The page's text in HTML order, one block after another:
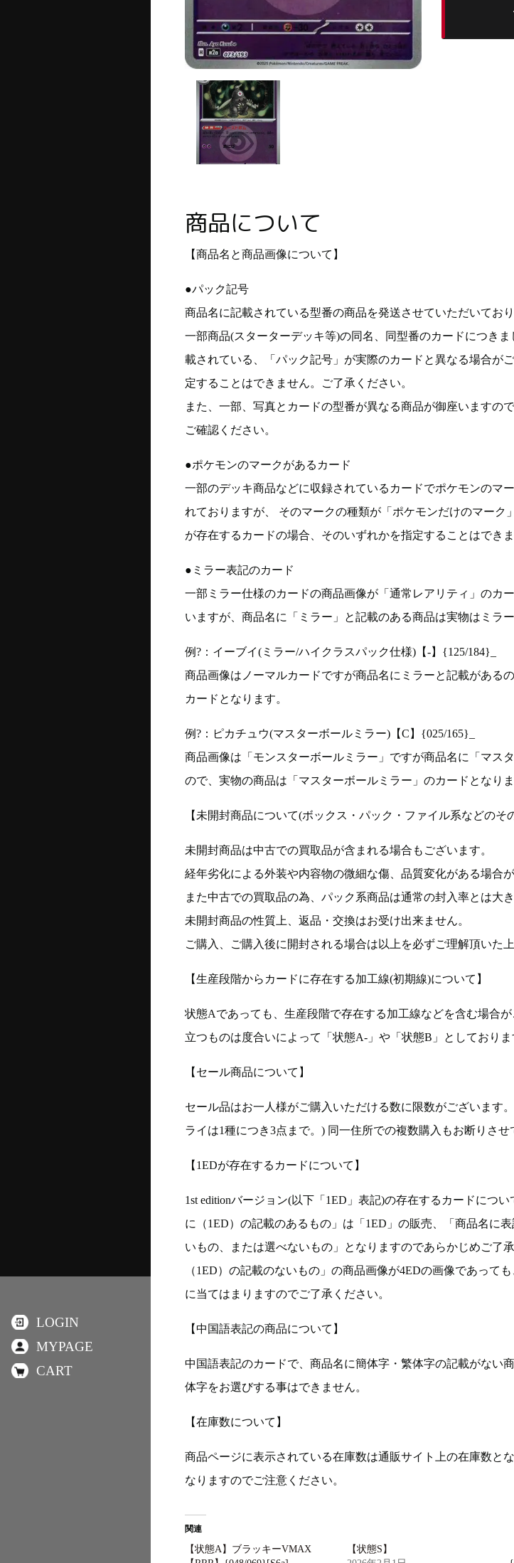
商品について
【商品名と商品画像について】
●パック記号
商品名に記載されている型番の商品を発送させていただいており
一部商品(スターターデッキ等)の同名、同型番のカードにつき
載されている、「パック記号」が実際のカードと異なる場合が
定することはできません。ご了承ください。
また、一部、写真とカードの型番が異なる商品が御座いますの
ご確認ください。
●ポケモンのマークがあるカード
一部のデッキ商品などに収録されているカードでポケモンのマ
れておりますが、 そのマークの種類が「ポケモンだけのマーク
が存在するカードの場合、そのいずれかを指定することはでき
●ミラー表記のカード
一部ミラー仕様のカードの商品画像が「通常レアリティ」のカ
いますが、商品名に「ミラー」と記載のある商品は実物はミラ
例?：イーブイ(ミラー/ハイクラスパック仕様)【-】{125/184}_
商品画像はノーマルカードですが商品名にミラーと記載がある
カードとなります。
例?：ピカチュウ(マスターボールミラー)【C】{025/165}_
商品画像は「モンスターボールミラー」ですが商品名に「マス
ので、実物の商品は「マスターボールミラー」のカードとなりま
【未開封商品について(ボックス・パック・ファイル系などのそ
未開封商品は中古での買取品が含まれる場合もございます。
経年劣化による外装や内容物の微細な傷、品質変化がある場合が
また中古での買取品の為、パック系商品は通常の封入率とは大
未開封商品の性質上、返品・交換はお受け出来ません。
ご購入、ご購入後に開封される場合は以上を必ずご理解頂いた
【生産段階からカードに存在する加工線(初期線)について】
状態Aであっても、生産段階で存在する加工線などを含む場合
立つものは度合いによって「状態A-」や「状態B」としておりま
【セール商品について】
セール品はお一人様がご購入いただける数に限数がございます
ライは1種につき3点まで。) 同一住所での複数購入もお断りさせ
【1EDが存在するカードについて】
1st editionバージョン(以下「1ED」表記)の存在するカードにつ
に（1ED）の記載のあるもの」は「1ED」の販売、「商品名に
いもの、または選べないもの」となりますのであらかじめご了
（1ED）の記載のないもの」の商品画像が4EDの画像であって
に当てはまりますのでご了承ください。
【中国語表記の商品について】
中国語表記のカードで、商品名に簡体字・繁体字の記載がない
体字をお選びする事はできません。
【在庫数について】
商品ページに表示されている在庫数は通販サイト上の在庫数と
なりますのでご注意ください。
関連
【状態A】ブラッキーVMAX
【状態S】
LOGIN
MYPAGE
CART